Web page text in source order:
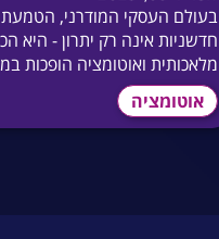
בעולם העסקי המודרני, הטמעת
חדשניות אינה רק יתרון - היא
מלאכותית ואוטומציה הופכות
אוטומציה